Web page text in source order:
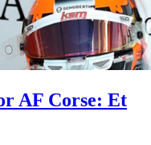
AF Corse: Et